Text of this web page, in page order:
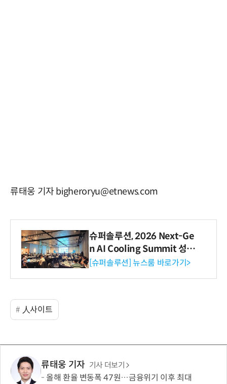
류태웅 기자 bigheroryu@etnews.com
슈퍼솔루션, 2026 Next-Ge
n AI Cooling Summit 성황
리 성료
[슈퍼솔루션] 뉴스룸 바로가기>
人사이트
류태웅 기자 기사 더보기
올해 환율 변동폭 47원…금융위기 이후 최대